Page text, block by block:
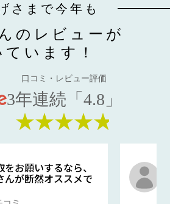
さまで今年も
のレビューが
ています！
口コミ・レビュー評価
3年連続「4.8」
★★★★★
お願いするなら、
んが断然オススメで